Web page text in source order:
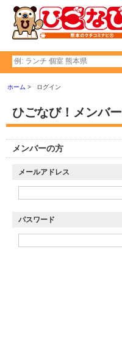
ホーム ログイン
ひごなび！メンバ
メンバーの方
メールアドレス
パスワード